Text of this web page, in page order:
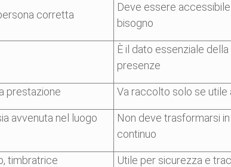
corretta
Deve essere
bisogno
È il dato essenziale
presenze
prestazione Va raccolto solo se utile
avvenuta nel luogo
Non deve trasformarsi
continuo
timbratrice Utile per sicurezza e